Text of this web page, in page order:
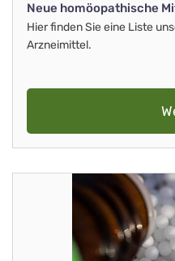
Neue homöopathische
Hier finden Sie eine Liste
Arzneimittel.